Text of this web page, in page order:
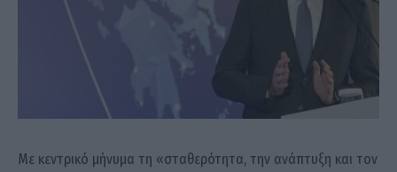
Με κεντρικό μήνυμα τη «σταθερότητα, την ανάπτυξη και τον